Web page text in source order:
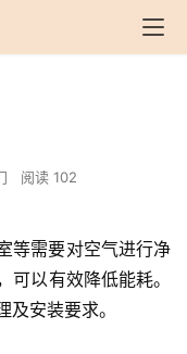
阅读 102
等需要对空气进行净
以有效降低能耗。
安装要求。